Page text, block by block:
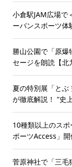
小倉駅JAM広場
ーバンスポーツ体
勝山公園で「原
セージを朗読【北
夏の特別展「とぶ
が徹底解説！ “史
10種類以上のス
ポーツAccess」
菅原神社で「三